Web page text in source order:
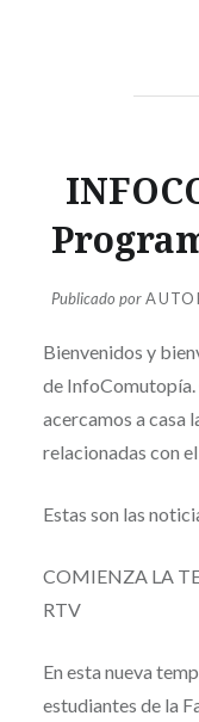
Publicado por
Bienvenidos y
de InfoComutopía.
acercamos a casa
relacionadas con
Estas son las
COMIENZA LA
RTV
En esta nueva
estudiantes de la